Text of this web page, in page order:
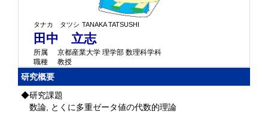
タナカ タツシ TANAKA TATSUSHI
田中 立志
所属
京都産業大学 理学部 数理科学科
職種
教授
研究概要
◆研究課題
数論, とくに多重ゼータ値の代数的理論